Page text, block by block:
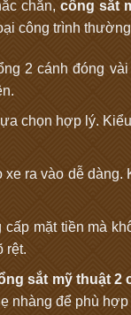
chắn, cổng sắt
công trình
2 cánh đóng
chọn hợp lý.
ra vào dễ
mặt tiền mà
rệt.
sắt mỹ thuật 2
nhàng để phù